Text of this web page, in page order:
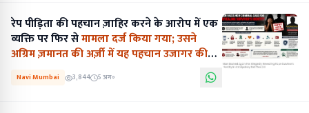
रेप पीड़िता की पहचान ज़ाहिर करने के आरोप में एक
व्यक्ति पर फिर सेमामला दर्ज किया गया; उसने
अग्रिम ज़मानत की अर्ज़ी में यह पहचान उजागर की
Navi Mumbai 3,844 5 अग॰